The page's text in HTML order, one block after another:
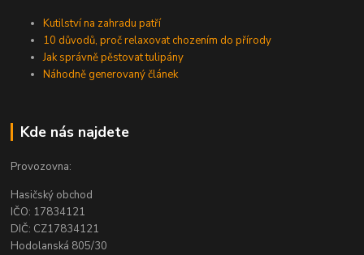
Kutilství na zahradu patří
10 důvodů, proč relaxovat chozením do přírody
Jak správně pěstovat tulipány
Náhodně generovaný článek
Kde nás najdete
Provozovna:
Hasičský obchod
IČO: 17834121
DIČ: CZ17834121
Hodolanská 805/30